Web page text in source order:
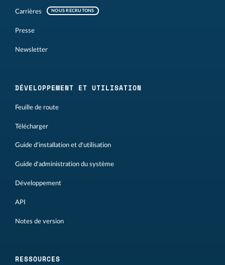
Carrières NOUS RECRUTONS
Presse
Newsletter
DÉVELOPPEMENT ET UTILISATION
Feuille de route
Télécharger
Guide d'installation et d'utilisation
Guide d'administration du système
Développement
API
Notes de version
RESSOURCES